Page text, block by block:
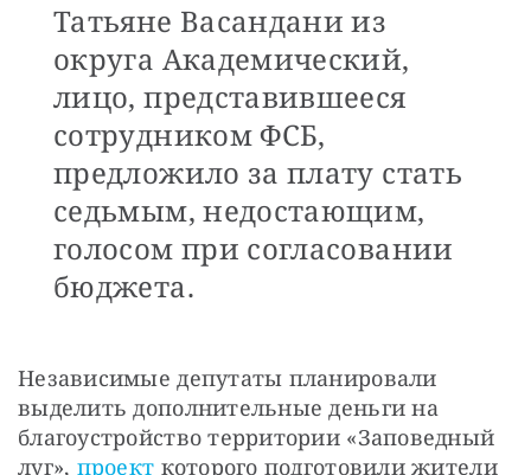
Татьяне Васандани из
округа Академический,
лицо, представившееся
сотрудником ФСБ,
предложило за плату стать
седьмым, недостающим,
голосом при согласовании
бюджета.
Независимые депутаты планировали
выделить дополнительные деньги на
благоустройство территории «Заповедный
луг», проект которого подготовили жители